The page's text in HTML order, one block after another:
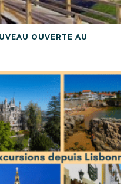
OUVERTE AU